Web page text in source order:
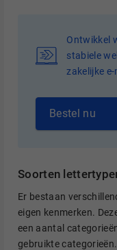
Ontwikkel
stabiele
zakelijke e-
Bestel nu
Soorten
Er bestaan
eigen kenmerken.
een aantal
gebruikte categorieën.